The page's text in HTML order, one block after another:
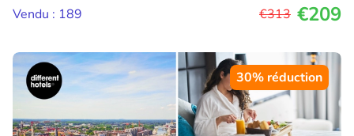
Vendu : 189
€313 €209
30% réduction